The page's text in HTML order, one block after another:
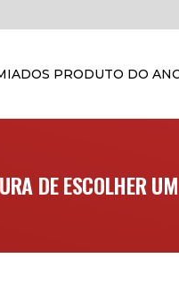
PRODUTO DO
DE ESCOLHER